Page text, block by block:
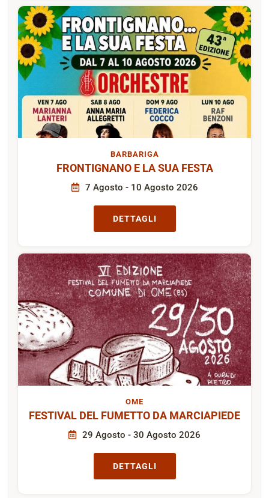
BARBARIGA
FRONTIGNANO E LA SUA FESTA
7 Agosto - 10 Agosto 2026
DETTAGLI
OME
FESTIVAL DEL FUMETTO DA MARCIAPIEDE
29 Agosto - 30 Agosto 2026
DETTAGLI